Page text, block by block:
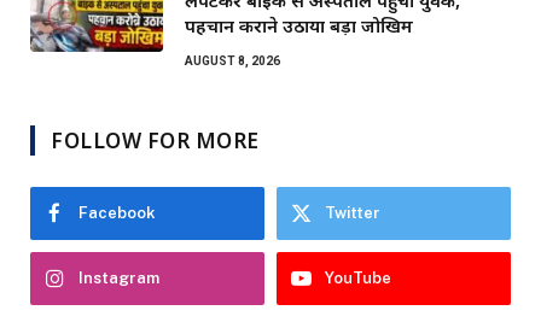
पहचान कराने उठाया बड़ा जोखिम
AUGUST 8, 2026
FOLLOW FOR MORE
Facebook Twitter
Instagram YouTube